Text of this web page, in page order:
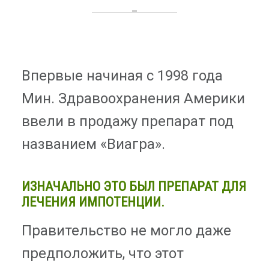
Впервые начиная с 1998 года
Мин. Здравоохранения Америки
ввели в продажу препарат под
названием «Виагра».
ИЗНАЧАЛЬНО ЭТО БЫЛ ПРЕПАРАТ ДЛЯ
ЛЕЧЕНИЯ ИМПОТЕНЦИИ.
Правительство не могло даже
предположить, что этот